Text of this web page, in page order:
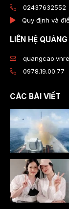
02437632552
Quy định và
LIÊN HỆ
0978.19.00.77
CÁC BÀI VIẾT